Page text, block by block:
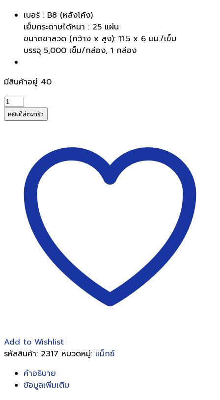
เบอร์ : B8 (หลังโค้ง)
เย็บกระดาษได้หนา : 25 แผ่น
ขนาดขาลวด (กว้าง x สูง): 11.5 x 6 มม./เข็ม
บรรจุ 5,000 เข็ม/กล่อง, 1 กล่อง
มีสินค้าอยู่ 40
จำนวน
ลวด
เย็บ
(5,000ตัว/
กล่อง)
หยิบใส่ตะกร้า
Add to Wishlist
รหัสสินค้า: 2317 หมวดหมู่: แม็กซ์
คำอธิบาย
ข้อมูลเพิ่มเติม